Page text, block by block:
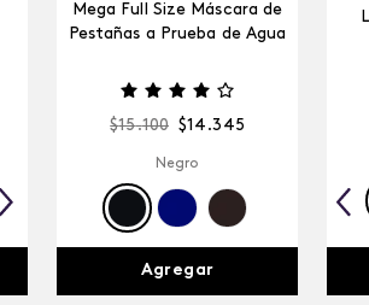
Mega Full Size Máscara de
Pestañas a Prueba de Agua
$15.100 $14 .345
Negro
Agregar